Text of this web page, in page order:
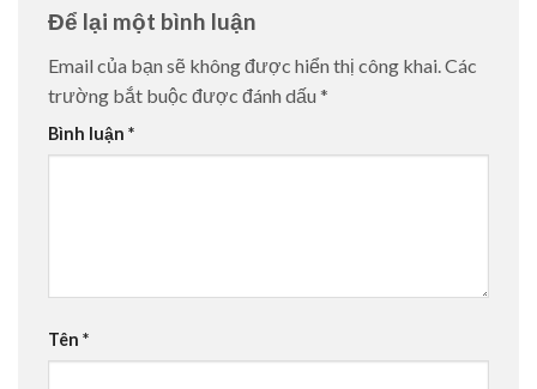
Để lại một bình luận
Email của bạn sẽ không được hiển thị công khai.Các
trường bắt buộc được đánh dấu *
Bình luận *
Tên *